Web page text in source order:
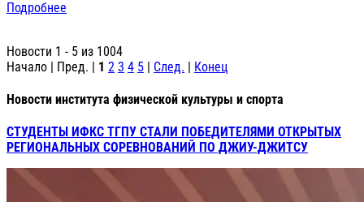
Подробнее
Новости 1 - 5 из 1004
Начало | Пред. | 1 2 3 4 5 | След. | Конец
Новости института физической культуры и спорта
СТУДЕНТЫ ИФКС ТГПУ СТАЛИ ПОБЕДИТЕЛЯМИ ОТКРЫТЫХ
РЕГИОНАЛЬНЫХ СОРЕВНОВАНИЙ ПО ДЖИУ-ДЖИТСУ